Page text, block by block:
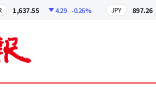
1,637.55 4.29 -0.26% JPY 897.26